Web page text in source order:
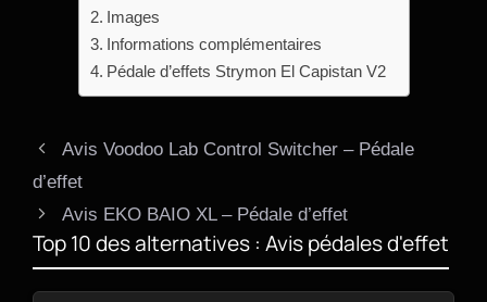
Images
Informations complémentaires
Pédale d’effets Strymon El Capistan V2
Avis Voodoo Lab Control Switcher – Pédale
d’effet
Avis EKO BAIO XL – Pédale d’effet
Top 10 des alternatives : Avis pédales d'effet